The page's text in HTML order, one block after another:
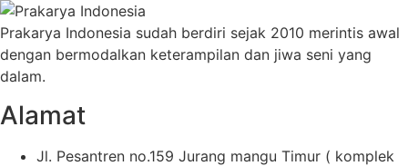
Prakarya Indonesia sudah berdiri sejak 2010 merintis awal
dengan bermodalkan keterampilan dan jiwa seni yang
dalam.
Alamat
Jl. Pesantren no.159 Jurang mangu Timur ( komplek